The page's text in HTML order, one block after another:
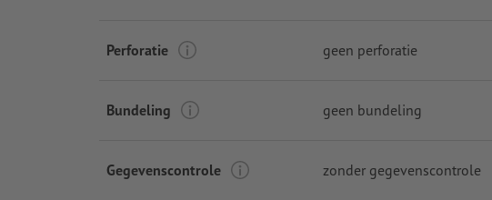
Perforatie geen perforatie
Bundeling geen bundeling
Gegevenscontrole zonder gegevenscontrole